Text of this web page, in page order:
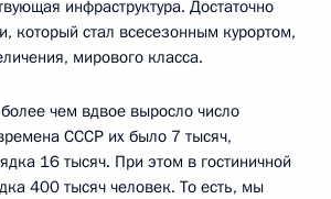
инфраструктура. Достаточно
который стал всесезонным курортом,
мирового класса.
чем вдвое выросло число
СССР их было 7 тысяч,
16 тысяч. При этом в гостиничной
400 тысяч человек. То есть, мы